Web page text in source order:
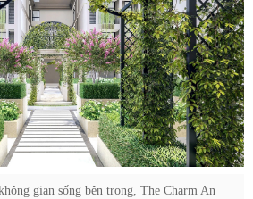
gian sống bên trong, The Charm An